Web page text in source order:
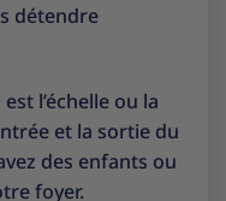
détendre
l’échelle ou la
et la sortie du
des enfants ou
foyer.